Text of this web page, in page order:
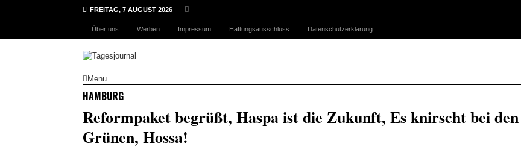
FREITAG, 7 AUGUST 2026
Über uns Werben Impressum Haftungsausschluss Datenschutzerklärung
Menu
HAMBURG
Reformpaket begrüßt, Haspa ist die Zukunft, Es knirscht bei den
Grünen, Hossa!